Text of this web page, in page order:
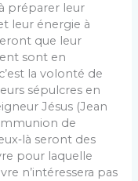
préparer leur
leur énergie à
que leur
sont en
la volonté de
sépulcres en
Jésus (Jean
de
seront des
pour laquelle
n’intéressera pas